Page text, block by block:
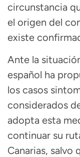
circunstancia
el origen del
existe
Ante la
español ha
los casos
considerados
adopta esta
continuar su
Canarias, salvo